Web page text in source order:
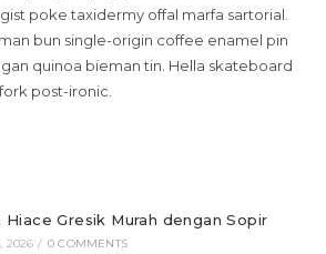
poke taxidermy offal marfa sartorial.
bun single-origin coffee enamel pin
quinoa bieman tin. Hella skateboard
post-ironic.
Hiace Gresik Murah dengan Sopir
2026 / 0 COMMENTS